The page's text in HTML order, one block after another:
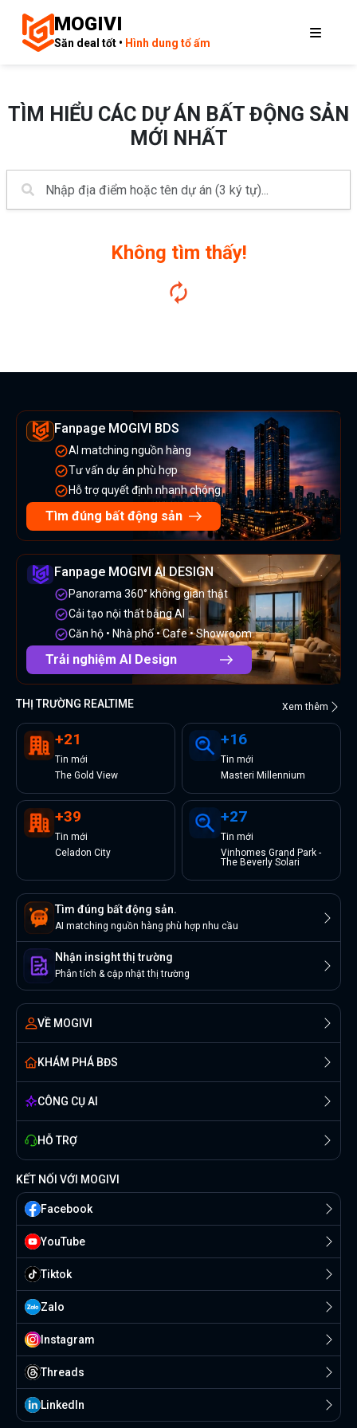
MOGIVI
Săn deal tốt • Hình dung tổ ấm
TÌM HIỂU CÁC DỰ ÁN BẤT ĐỘNG SẢN
MỚI NHẤT
Không tìm thấy!
Fanpage MOGIVI BDS
AI matching nguồn hàng
Tư vấn dự án phù hợp
Hỗ trợ quyết định nhanh chóng
Tìm đúng bất động sản
Fanpage MOGIVI AI DESIGN
Panorama 360° không gian thật
Cải tạo nội thất bằng AI
Căn hộ • Nhà phố • Cafe • Showroom
Trải nghiệm AI Design
THỊ TRƯỜNG REALTIME Xem thêm
+21
Tin mới
The Gold View
+16
Tin mới
Masteri Millennium
+39
Tin mới
Celadon City
+27
Tin mới
Vinhomes Grand Park -
The Beverly Solari
Tìm đúng bất động sản.
AI matching nguồn hàng phù hợp nhu cầu
Nhận insight thị trường
Phân tích & cập nhật thị trường
VỀ MOGIVI
KHÁM PHÁ BĐS
CÔNG CỤ AI
HỖ TRỢ
KẾT NỐI VỚI MOGIVI
Facebook
YouTube
Tiktok
Zalo
Instagram
Threads
Linkedln